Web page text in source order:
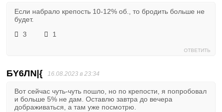
Если набрало крепость 10-12% об., то бродить больше не
будет.
3
1
ОТВЕТИТЬ
БY6ЛN|{ 16.08.2023 в 23:34
Вот сейчас чуть-чуть пошло, но по крепости, я попробовал
и больше 5% не дам. Оставлю завтра до вечера
дображиваться, а там уже посмотрю.